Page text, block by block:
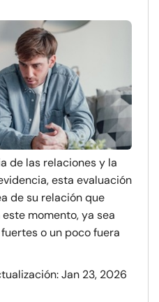
de las relaciones y la
esta evaluación
de su relación que
momento, ya sea
o un poco fuera
Jan 23, 2026